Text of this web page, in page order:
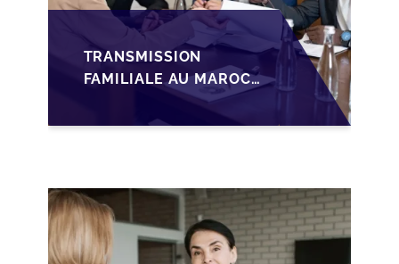
TRANSMISSION
FAMILIALE AU MAROC :
ANTICIPER LA
GOUVERNANCE POUR